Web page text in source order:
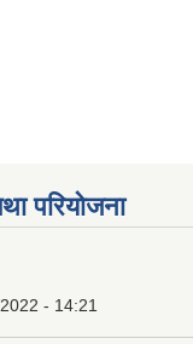
परियोजना
- 14:21